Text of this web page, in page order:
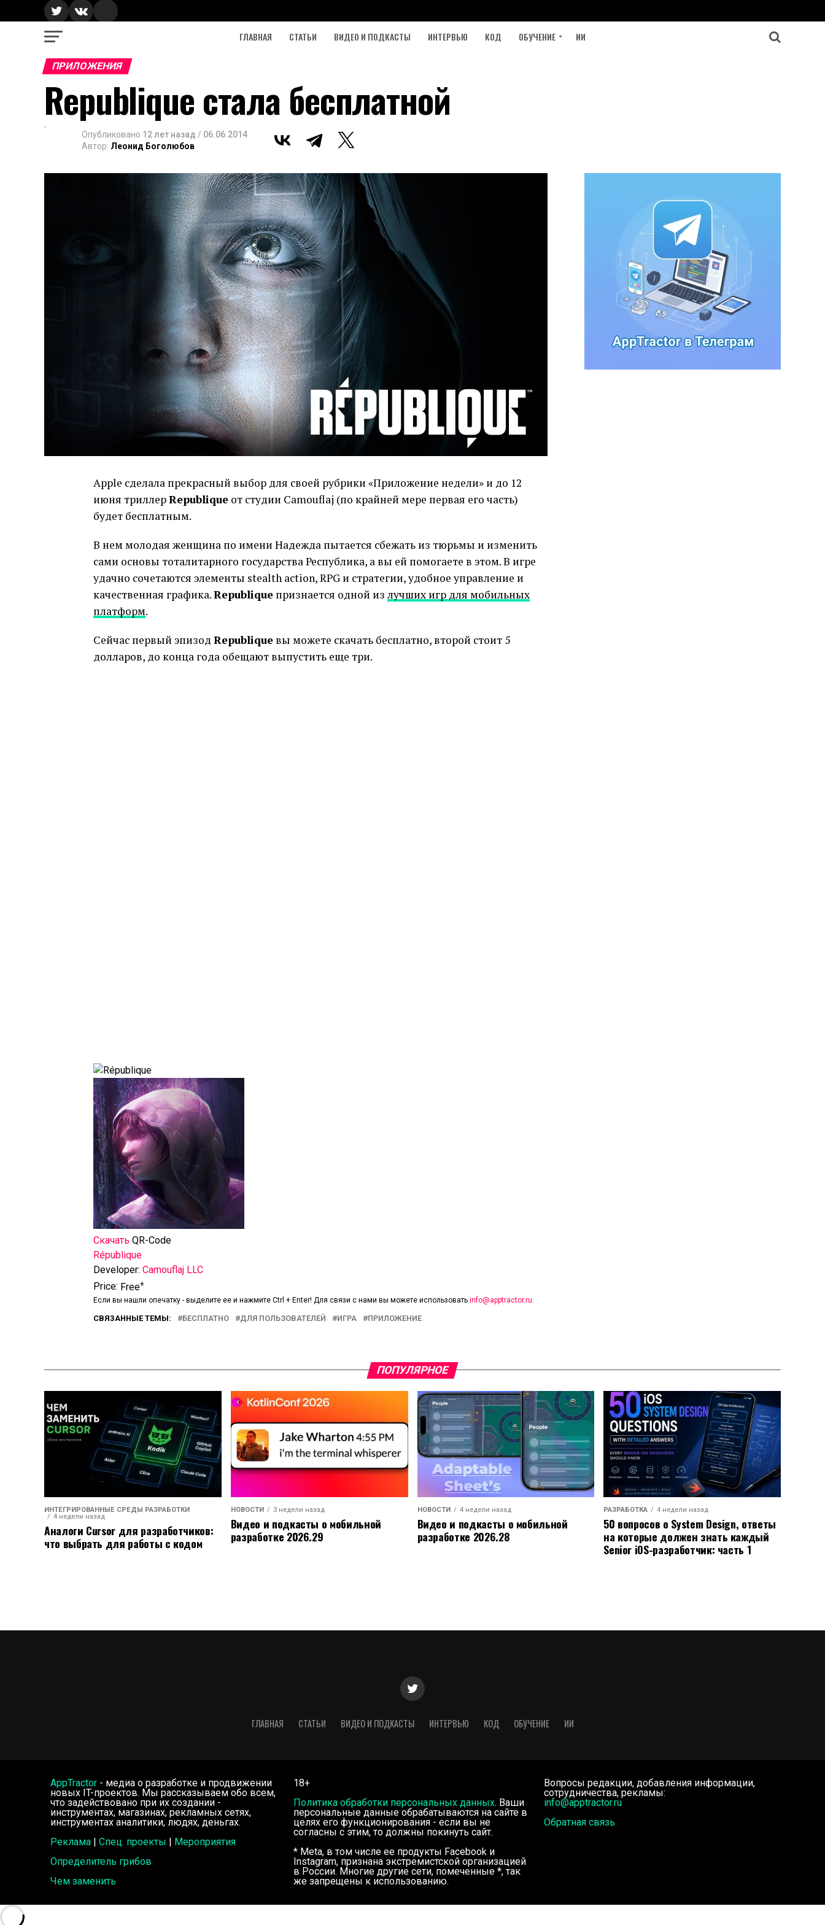
ГЛАВНАЯ СТАТЬИ ВИДЕО И ПОДКАСТЫ ИНТЕРВЬЮ КОД ОБУЧЕНИЕ ИИ
ПРИЛОЖЕНИЯ
Republique стала бесплатной
Опубликовано 12 лет назад / 06.06.2014
Автор: Леонид Боголюбов
Apple сделала прекрасный выбор для своей рубрики «Приложение недели» и до 12
июня триллерRepublique от студии Camouflaj (по крайней мере первая его часть)
будет бесплатным.
В нем молодая женщина по имени Надежда пытается сбежать из тюрьмы и изменить
сами основы тоталитарного государства Республика, а вы ей помогаете в этом. В игре
удачно сочетаются элементы stealth action, RPG и стратегии, удобное управление и
качественная графика.Republique признается одной из лучших игр для мобильных
платформ.
Сейчас первый эпизод Republique вы можете скачать бесплатно, второй стоит 5
долларов, до конца года обещают выпустить еще три.
Скачать QR-Code
‎République
Developer: Camouflaj LLC
Price: Free+
Если вы нашли опечатку - выделите ее и нажмите Ctrl + Enter! Для связи с нами вы можете использовать info@apptractor.ru
СВЯЗАННЫЕ ТЕМЫ: БЕСПЛАТНО ДЛЯ ПОЛЬЗОВАТЕЛЕЙ ИГРА ПРИЛОЖЕНИЕ
ПОПУЛЯРНОЕ
ИНТЕГРИРОВАННЫЕ СРЕДЫ РАЗРАБОТКИ
4 недели назад
Аналоги Cursor для разработчиков:
что выбрать для работы с кодом
НОВОСТИ 3 недели назад
Видео и подкасты о мобильной
разработке 2026.29
НОВОСТИ 4 недели назад
Видео и подкасты о мобильной
разработке 2026.28
РАЗРАБОТКА 4 недели назад
50 вопросов о System Design, ответы
на которые должен знать каждый
Senior iOS-разработчик: часть 1
ГЛАВНАЯ СТАТЬИ ВИДЕО И ПОДКАСТЫ ИНТЕРВЬЮ КОД ОБУЧЕНИЕ ИИ
AppTractor - медиа о разработке и продвижении
новых IT-проектов. Мы рассказываем обо всем,
что задействовано при их создании -
инструментах, магазинах, рекламных сетях,
инструментах аналитики, людях, деньгах.
Реклама | Спец. проекты | Мероприятия
Определитель грибов
Чем заменить
18+
Политика обработки персональных данных. Ваши
персональные данные обрабатываются на сайте в
целях его функционирования - если вы не
согласны с этим, то должны покинуть сайт.
* Meta, в том числе ее продукты Facebook и
Instagram, признана экстремистской организацией
в России. Многие другие сети, помеченные *, так
же запрещены к использованию.
Вопросы редакции, добавления информации,
сотрудничества, рекламы:
info@apptractor.ru
Обратная связь